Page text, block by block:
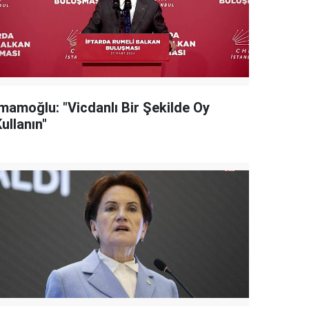
"Vicdanlı Bir Şekilde Oy